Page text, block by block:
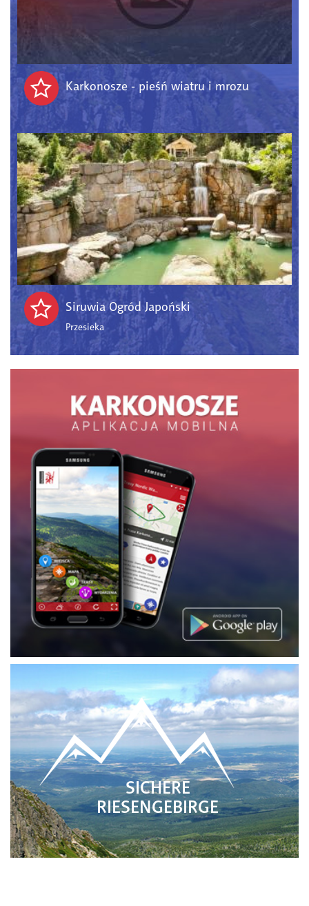
Karkonosze - pieśń wiatru i mrozu
Siruwia Ogród Japoński
Przesieka
SICHERE
RIESENGEBIRGE